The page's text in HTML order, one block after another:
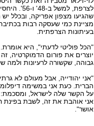
לצרפת,
שהגיעו מצפון אפריקה, ובכלל
מציינת כמי שעסקה רבות
בעיתונות הצרפתית.
"הכל פוליטי לדעתי", היא
יוצרים את פורום הדמוקרטיה,
גבוהה, שקשורה לרעיונות ולמה
"אני יהודייה, אבל מעולם לא
הברית. כעת אני במשימה
על הקשר שלה לישראל, ומסכמת:
אני אוהבת את זה, לשבת בפינת
אושר".